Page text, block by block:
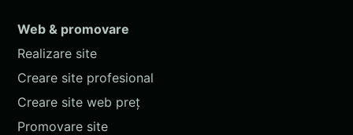
Web & promovare
Realizare site
Creare site profesional
Creare site web preț
Promovare site